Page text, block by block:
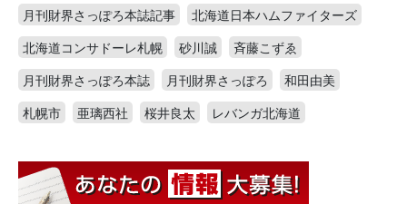
月刊財界さっぽろ本誌記事
北海道日本ハムファイターズ
北海道コンサドーレ札幌
砂川誠
斉藤こずゑ
月刊財界さっぽろ本誌
月刊財界さっぽろ
和田由美
札幌市
亜璃西社 桜井良太 レバンガ北海道